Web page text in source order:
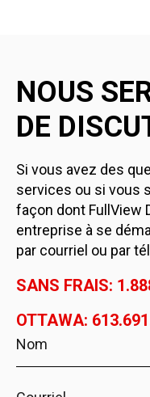
NOUS
DE
Si vous avez des
services ou si vous
façon dont FullView
entreprise à se
par courriel ou par
SANS FRAIS:
OTTAWA: